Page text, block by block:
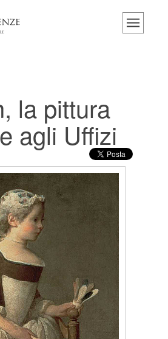
e mostre
dei visitatori
gli Uffizi
ora
virtuale
opere
sale
artisti
nuove sale
di Firenze
la pittura
agli Uffizi